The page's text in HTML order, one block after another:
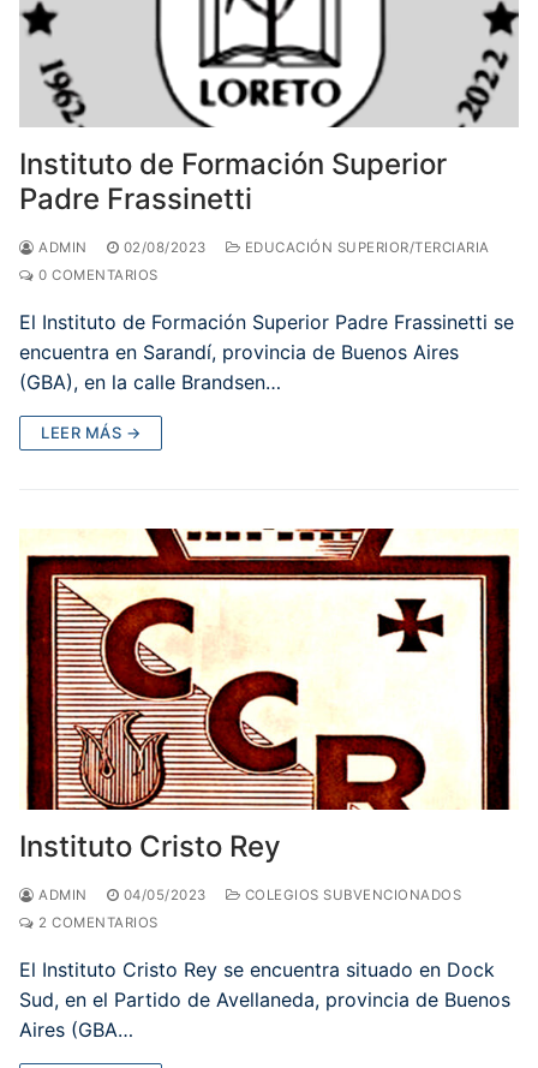
Instituto de Formación Superior
Padre Frassinetti
ADMIN 02/08/2023
EDUCACIÓN SUPERIOR/TERCIARIA
0 COMENTARIOS
El Instituto de Formación Superior Padre Frassinetti se
encuentra en Sarandí, provincia de Buenos Aires
(GBA), en la calle Brandsen…
LEER MÁS →
Instituto Cristo Rey
ADMIN 04/05/2023
COLEGIOS SUBVENCIONADOS
2 COMENTARIOS
El Instituto Cristo Rey se encuentra situado en Dock
Sud, en el Partido de Avellaneda, provincia de Buenos
Aires (GBA…